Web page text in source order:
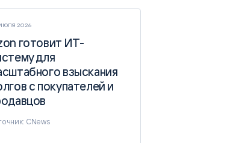
2026
готовит ИТ-
для
взыскания
с покупателей и
готовит ИТ-
для
взыскания
с покупателей и
CNews